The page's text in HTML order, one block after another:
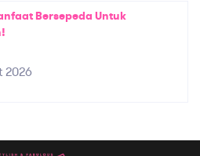
Bersepeda Untuk
2026